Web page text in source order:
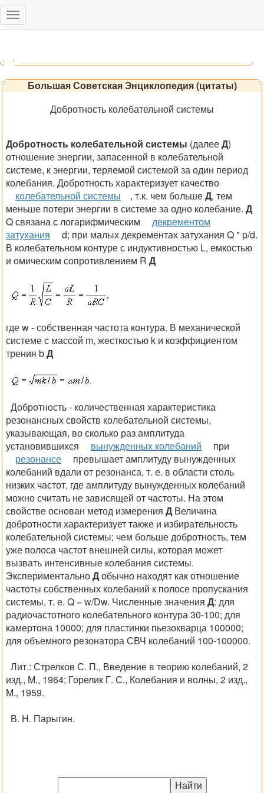
Toggle
navigation
Большая Советская Энциклопедия (цитаты)
Добротность колебательной системы
Добротность колебательной системы (далееД)
отношение энергии, запасенной в колебательной
системе, к энергии, теряемой системой за один период
колебания. Добротность характеризует качество
колебательной системы
, т.к. чем большеД, тем
меньше потери энергии в системе за одно колебание. Д
Qсвязана с логарифмическим
декрементом
затухания
d; при малых декрементах затухания Q" p/d.
В колебательном контуре с индуктивностью L, емкостью
и омическим сопротивлением R Д
где w - собственная частота контура. В механической
системе с массой m, жесткостью k и коэффициентом
трения bД
Добротность - количественная характеристика
резонансных свойств колебательной системы,
указывающая, во сколько раз амплитуда
установившихся
вынужденных колебаний
при
резонансе
превышает амплитуду вынужденных
колебаний вдали от резонанса, т. е. в области столь
низких частот, где амплитуду вынужденных колебаний
можно считать не зависящей от частоты. На этом
свойстве основан метод измерения Д Величина
добротности характеризует также и избирательность
колебательной системы; чем больше добротность, тем
уже полоса частот внешней силы, которая может
вызвать интенсивные колебания системы.
ЭкспериментальноДобычно находят как отношение
частоты собственных колебаний к полосе пропускания
системы, т. е. Q = w/Dw. Численные значения Д: для
радиочастотного колебательного контура 30-100; для
камертона 10000; для пластинки пьезокварца 100000;
для объемного резонатора СВЧ колебаний 100-100000.
Лит.: Стрелков С. П., Введение в теорию колебаний, 2
изд., М., 1964; Горелик Г. С., Колебания и волны, 2 изд.,
М., 1959.
В. Н. Парыгин.